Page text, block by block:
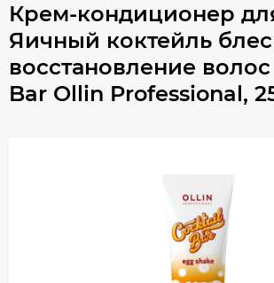
Крем-кондиционер
Яичный коктейль
восстановление
Bar Ollin Professional,